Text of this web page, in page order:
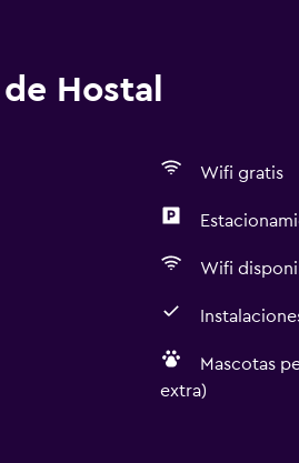
Hostal
Wifi gratis
Wifi
Mascotas
extra)